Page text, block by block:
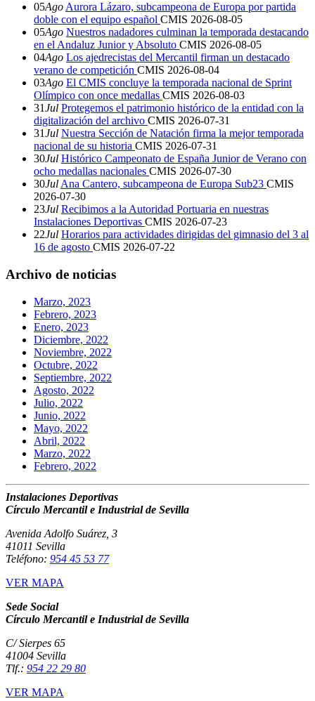
05Ago Aurora Lázaro, subcampeona de Europa por partida
doble con el equipo español CMIS 2026-08-05
05Ago Nuestros nadadores culminan la temporada destacando
en el Andaluz Junior y Absoluto CMIS 2026-08-05
04Ago Los ajedrecistas del Mercantil firman un destacado
verano de competición CMIS 2026-08-04
03Ago El CMIS concluye la temporada nacional de Sprint
Olímpico con once medallas CMIS 2026-08-03
31Jul Protegemos el patrimonio histórico de la entidad con la
digitalización del archivo CMIS 2026-07-31
31Jul Nuestra Sección de Natación firma la mejor temporada
nacional de su historia CMIS 2026-07-31
30Jul Histórico Campeonato de España Junior de Verano con
ocho medallas nacionales CMIS 2026-07-30
30Jul Ana Cantero, subcampeona de Europa Sub23 CMIS
2026-07-30
23Jul Recibimos a la Autoridad Portuaria en nuestras
Instalaciones Deportivas CMIS 2026-07-23
22Jul Horarios para actividades dirigidas del gimnasio del 3 al
16 de agosto CMIS 2026-07-22
Archivo de noticias
Marzo, 2023
Febrero, 2023
Enero, 2023
Diciembre, 2022
Noviembre, 2022
Octubre, 2022
Septiembre, 2022
Agosto, 2022
Julio, 2022
Junio, 2022
Mayo, 2022
Abril, 2022
Marzo, 2022
Febrero, 2022
Instalaciones Deportivas
Círculo Mercantil e Industrial de Sevilla
Avenida Adolfo Suárez, 3
41011 Sevilla
Teléfono: 954 45 53 77
VER MAPA
Sede Social
Círculo Mercantil e Industrial de Sevilla
C/ Sierpes 65
41004 Sevilla
Tlf.: 954 22 29 80
VER MAPA